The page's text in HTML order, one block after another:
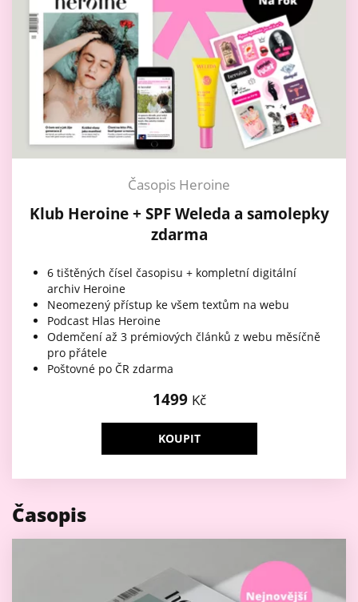
Časopis Heroine
Klub Heroine + SPF Weleda a samolepky
zdarma
6 tištěných čísel časopisu + kompletní digitální
archiv Heroine
Neomezený přístup ke všem textům na webu
Podcast Hlas Heroine
Odemčení až 3 prémiových článků z webu měsíčně
pro přátele
Poštovné po ČR zdarma
1499 Kč
KOUPIT
Časopis